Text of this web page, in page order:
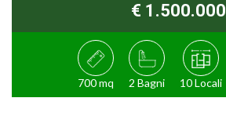
€ 1.500.000
700 mq 2 Bagni 10 Locali